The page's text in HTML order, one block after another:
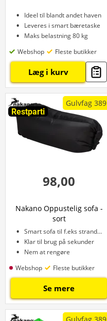
Ideel til blandt andet haven
Leveres i smart bæretaske
Maks belastning 80 kg
Webshop
Fleste butikker
Læg i kurv
Restparti
Gulvfag 389
98,00
Nakano Oppustelig sofa -
sort
Smart sofa til f.eks stranden
Klar til brug på sekunder
Nem at rengøre
Webshop
Fleste butikker
Se mere